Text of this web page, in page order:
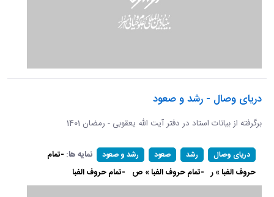
دریای وصال - رشد و صعود
برگرفته از بیانات استاد در دفتر آیت الله یعقوبی - رمضان 1401
دریای وصال رشد صعود رشد و صعود نمایه ها: -تمام
حروف الفبا » ر -تمام حروف الفبا » ص -تمام حروف الفبا